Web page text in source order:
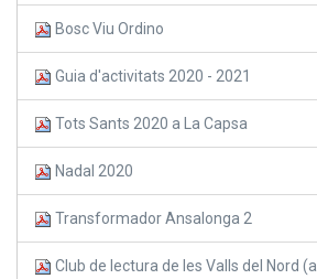
Bosc Viu Ordino
Guia d'activitats 2020 - 2021
Tots Sants 2020 a La Capsa
Nadal 2020
Transformador Ansalonga 2
Club de lectura de les Valls del Nord